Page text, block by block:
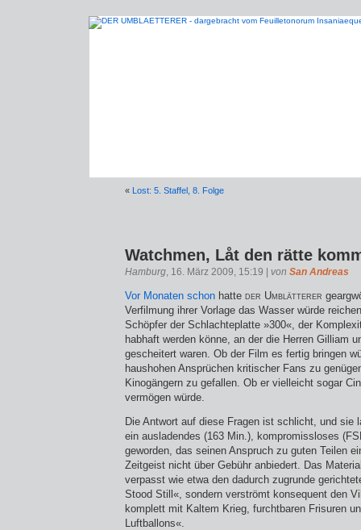
« Lost: 5. Staffel, 8. Folge
Watchmen, Låt den rätte
Hamburg, 16. März 2009, 15:19 | von San Andreas
Vor Monaten schon hatte der Umblätterer
Verfilmung ihrer Vorlage das Wasser würde
Schöpfer der Schlachteplatte »300«, der
habhaft werden könne, an der die Herren Gilliam
gescheitert waren. Ob der Film es fertig bringen
haushohen Ansprüchen kritischer Fans zu
Kinogängern zu gefallen. Ob er vielleicht sogar
vermögen würde.
Die Antwort auf diese Fragen ist schlicht, und sie
ein ausladendes (163 Min.), kompromissloses
geworden, das seinen Anspruch zu guten Teilen
Zeitgeist nicht über Gebühr anbiedert. Das
verpasst wie etwa den dadurch zugrunde
Stood Still«, sondern verströmt konsequent den
komplett mit Kaltem Krieg, furchtbaren Frisuren
Luftballons«.